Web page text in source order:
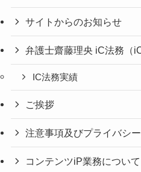
サイトからのお知らせ
弁護士齋藤理央 iC法務（
IC法務実績
ご挨拶
注意事項及びプライバシ
コンテンツiP業務について